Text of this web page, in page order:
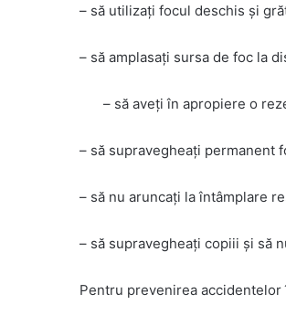
– să utilizați focul deschis și
– să amplasați sursa de foc la
– să aveți în apropiere o
– să supravegheați permanent
– să nu aruncați la întâmplare
– să supravegheați copiii și să
Pentru prevenirea accidentelor